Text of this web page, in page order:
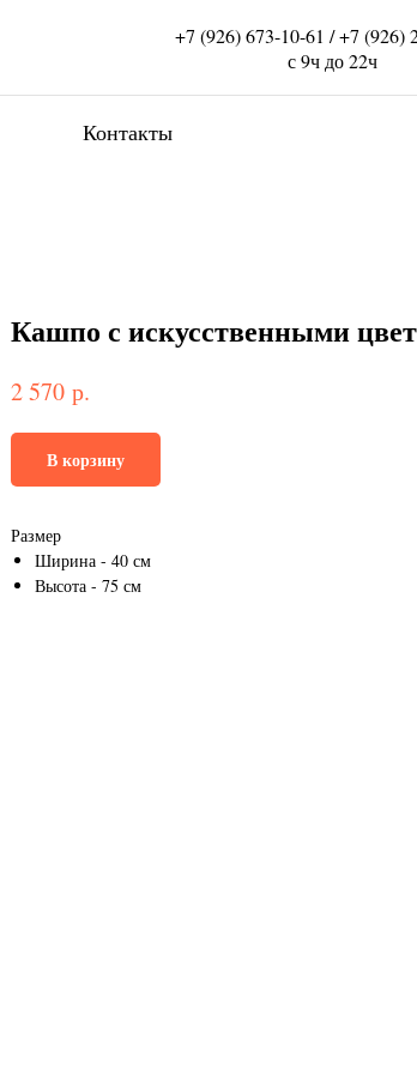
+7 (926) 673-10-61 / +7 (926)
с 9ч до 22ч
Контакты
Кашпо с искусственными
2 570 р.
В корзину
Размер
Ширина - 40 см
Высота - 75 см